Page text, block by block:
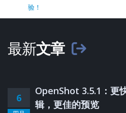
验！
最新文章
6
OpenShot 3.5.1：更
辑，更佳的预览